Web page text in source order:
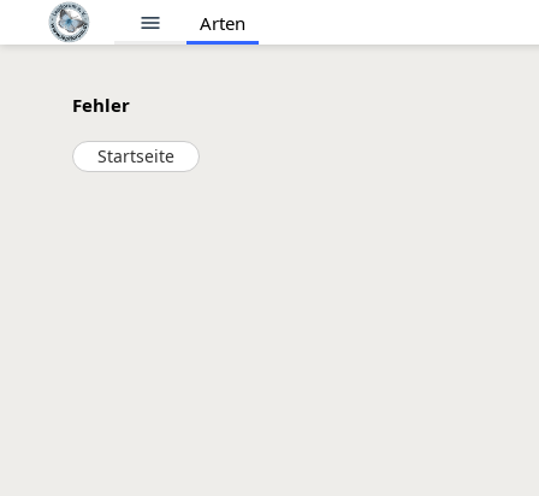
menu Arten
Fehler
Startseite